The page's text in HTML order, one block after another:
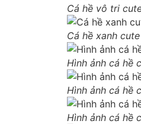
Cá hề vô tri
Cá hề xanh
Hình ảnh cá hề
Hình ảnh cá hề
Hình ảnh cá hề